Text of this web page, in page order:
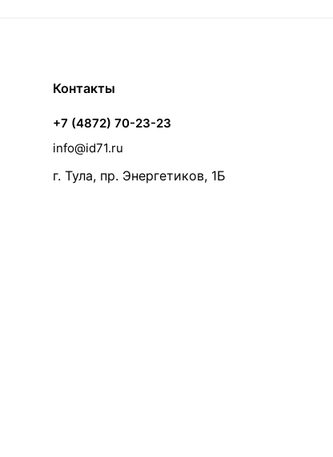
Контакты
+7 (4872) 70-23-23
info@id71.ru
г. Тула, пр. Энергетиков, 1Б